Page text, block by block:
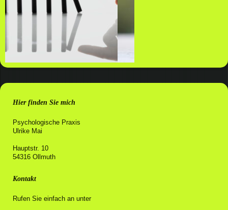
Hier finden Sie mich
Psychologische Praxis
Ulrike Mai
Hauptstr. 10
54316 Ollmuth
Kontakt
Rufen Sie einfach an unter